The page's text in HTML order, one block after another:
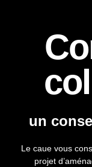
un
Le caue vous
projet